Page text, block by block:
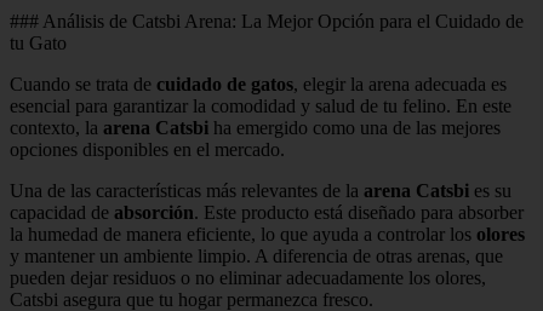
### Análisis de Catsbi Arena: La Mejor Opción para el Cuidado de
tu Gato
Cuando se trata de cuidado de gatos, elegir la arena adecuada es
esencial para garantizar la comodidad y salud de tu felino. En este
contexto, la arena Catsbi ha emergido como una de las mejores
opciones disponibles en el mercado.
Una de las características más relevantes de la arena Catsbi es su
capacidad de absorción. Este producto está diseñado para absorber
la humedad de manera eficiente, lo que ayuda a controlar los olores
y mantener un ambiente limpio. A diferencia de otras arenas, que
pueden dejar residuos o no eliminar adecuadamente los olores,
Catsbi asegura que tu hogar permanezca fresco.